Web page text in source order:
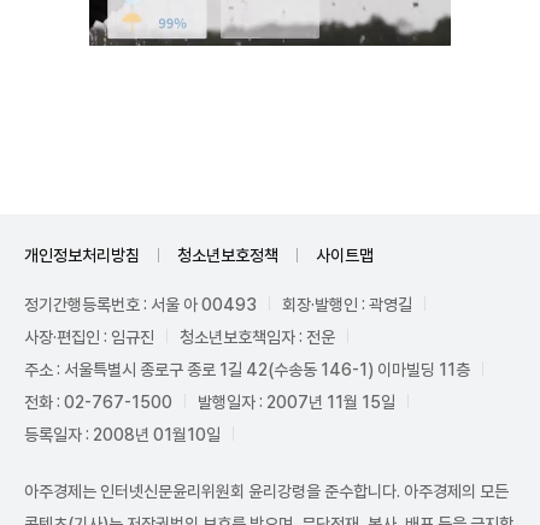
개인정보처리방침 청소년보호정책 사이트맵
정기간행등록번호 : 서울 아 00493
회장·발행인 : 곽영길
사장·편집인 : 임규진
청소년보호책임자 : 전운
주소 : 서울특별시 종로구 종로 1길 42(수송동 146-1) 이마빌딩 11층
전화 : 02-767-1500
발행일자 : 2007년 11월 15일
등록일자 : 2008년 01월10일
아주경제는 인터넷신문윤리위원회 윤리강령을 준수합니다. 아주경제의 모든